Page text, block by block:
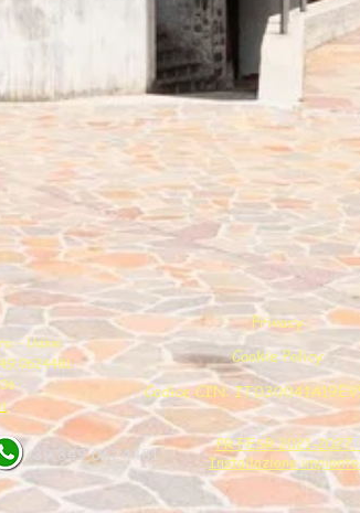
- Udine
0624481
Privacy
Cookie Policy
Codice CIN:
+39 349 0624481
PR FESR 2021-
Installazione